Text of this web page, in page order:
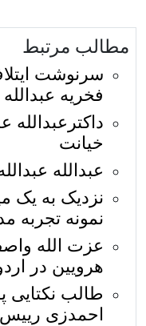
مطالب مرتبط
سرنوشت
فخریه عبدالله
داکترعبدالله
خیانت
عبدالله
نزديک به يک
نمونه تجربه
عزت الله
هرویین در
طالب
احمدزی